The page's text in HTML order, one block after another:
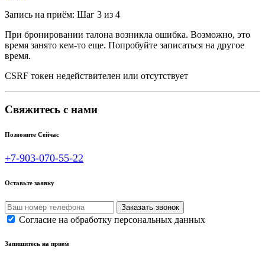
Запись на приём: Шаг 3 из 4
При бронировании талона возникла ошибка. Возможно, это
время занято кем-то еще. Попробуйте записаться на другое
время.
CSRF токен недействителен или отсутствует
Свяжитесь с нами
Позвоните Сейчас
+7-903-070-55-22
Оставьте заявку
Согласие на обработку персональных данных
Запишитесь на прием